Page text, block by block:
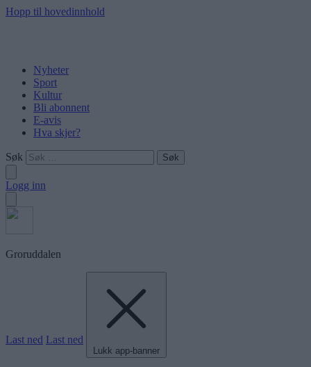
Hopp til hovedinnhold
Nyheter
Sport
Kultur
Bli abonnent
E-avis
Hva skjer?
Søk
Logg inn
Groruddalen
Last ned Last ned
Lukk app-banner